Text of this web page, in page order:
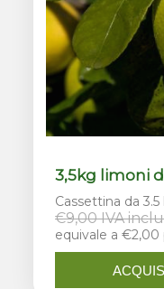
3,5kg limoni
Cassettina da
€9,00 IVA
equivale a €2,00